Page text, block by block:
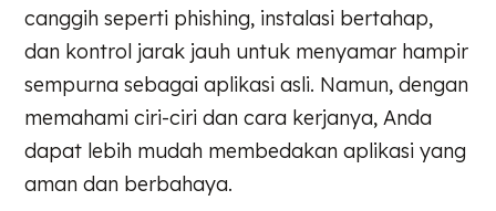
canggih seperti phishing, instalasi bertahap,
dan kontrol jarak jauh untuk menyamar hampir
sempurna sebagai aplikasi asli. Namun, dengan
memahami ciri-ciri dan cara kerjanya, Anda
dapat lebih mudah membedakan aplikasi yang
aman dan berbahaya.